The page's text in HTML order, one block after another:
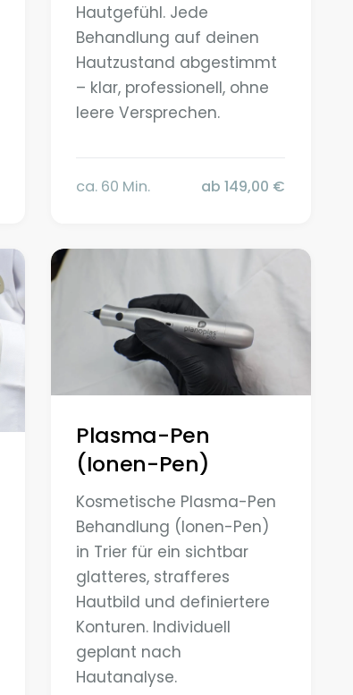
Hautgefühl. Jede
Behandlung auf deinen
Hautzustand abgestimmt
– klar, professionell, ohne
leere Versprechen.
ca. 60 Min. ab 149,00 €
Plasma-Pen
(Ionen-Pen)
Kosmetische Plasma-Pen
Behandlung (Ionen-Pen)
in Trier für ein sichtbar
glatteres, strafferes
Hautbild und definiertere
Konturen. Individuell
geplant nach
Hautanalyse.